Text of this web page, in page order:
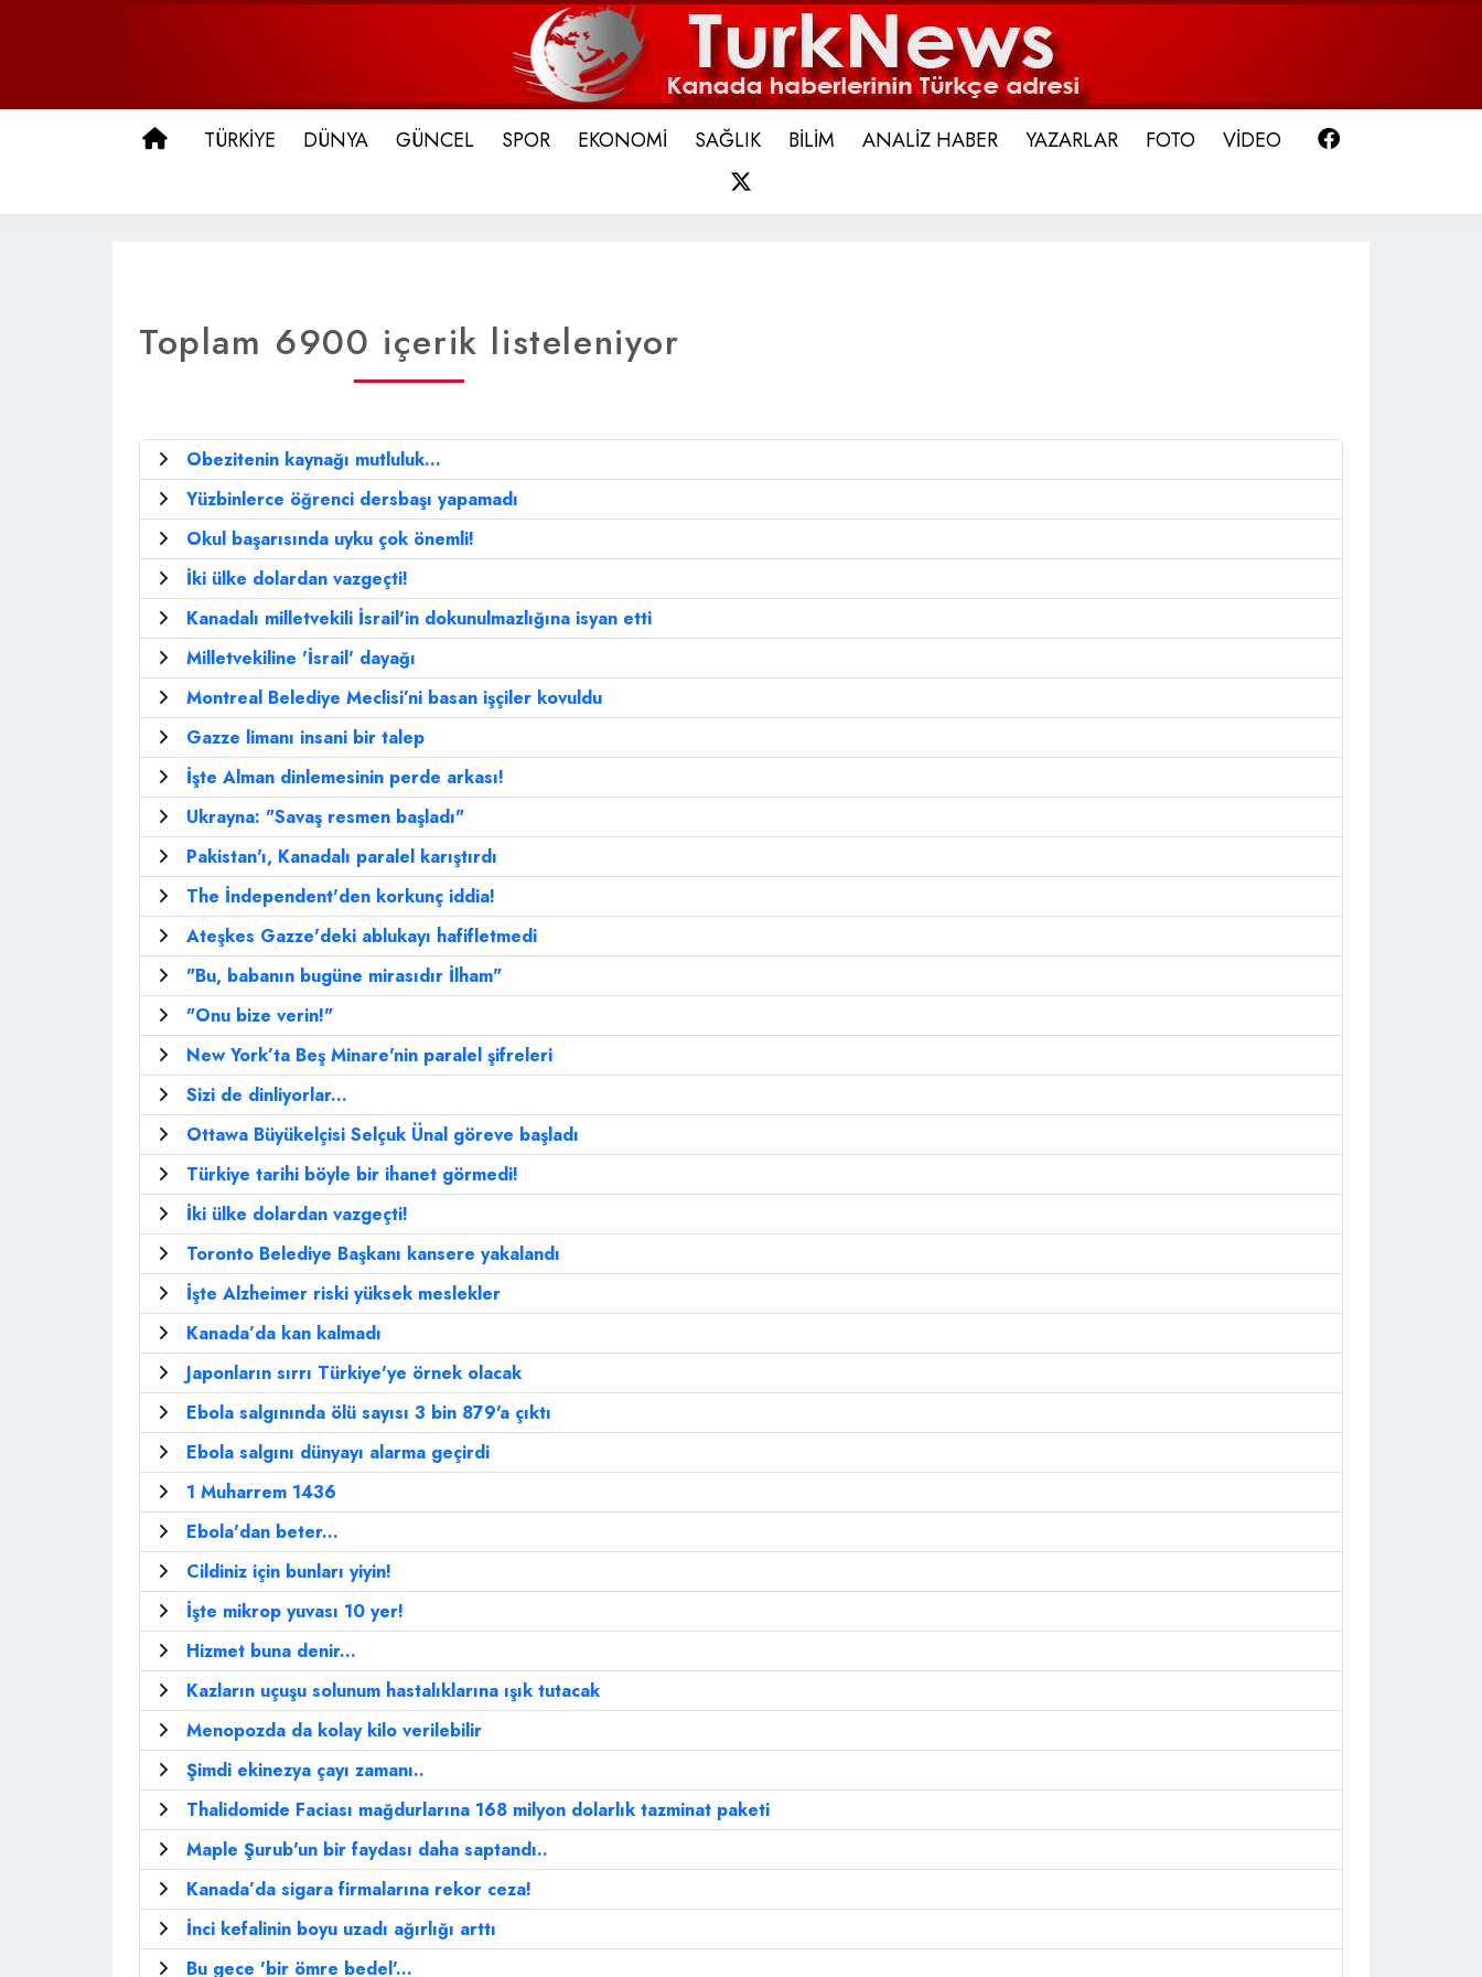
ANA SAYFA
TÜRKİYE DÜNYA GÜNCEL SPOR EKONOMİ SAĞLIK BİLİM ANALİZ HABER YAZARLAR FOTO VİDEO
Toplam 6900 içerik listeleniyor
Obezitenin kaynağı mutluluk...
Yüzbinlerce öğrenci dersbaşı yapamadı
Okul başarısında uyku çok önemli!
İki ülke dolardan vazgeçti!
Kanadalı milletvekili İsrail'in dokunulmazlığına isyan etti
Milletvekiline 'İsrail' dayağı
Montreal Belediye Meclisi’ni basan işçiler kovuldu
Gazze limanı insani bir talep
İşte Alman dinlemesinin perde arkası!
Ukrayna: "Savaş resmen başladı"
Pakistan'ı, Kanadalı paralel karıştırdı
The İndependent'den korkunç iddia!
Ateşkes Gazze'deki ablukayı hafifletmedi
"Bu, babanın bugüne mirasıdır İlham"
"Onu bize verin!"
New York’ta Beş Minare'nin paralel şifreleri
Sizi de dinliyorlar...
Ottawa Büyükelçisi Selçuk Ünal göreve başladı
Türkiye tarihi böyle bir ihanet görmedi!
İki ülke dolardan vazgeçti!
Toronto Belediye Başkanı kansere yakalandı
İşte Alzheimer riski yüksek meslekler
Kanada’da kan kalmadı
Japonların sırrı Türkiye'ye örnek olacak
Ebola salgınında ölü sayısı 3 bin 879'a çıktı
Ebola salgını dünyayı alarma geçirdi
1 Muharrem 1436
Ebola'dan beter...
Cildiniz için bunları yiyin!
İşte mikrop yuvası 10 yer!
Hizmet buna denir...
Kazların uçuşu solunum hastalıklarına ışık tutacak
Menopozda da kolay kilo verilebilir
Şimdi ekinezya çayı zamanı..
Thalidomide Faciası mağdurlarına 168 milyon dolarlık tazminat paketi
Maple Şurub'un bir faydası daha saptandı..
Kanada’da sigara firmalarına rekor ceza!
İnci kefalinin boyu uzadı ağırlığı arttı
Bu gece 'bir ömre bedel'...